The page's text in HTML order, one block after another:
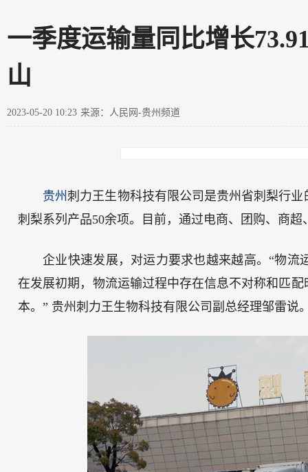
一季度运输量同比增长
山
2023-05-20 10:23 来源：人民网-贵州频道
贵州刺力王生物科技有限公司是贵州省刺梨行
刺梨系列产品50余项。目前，通过电商、团购、商
企业快速发展，对运力要求也越来越高。“物
在发展初期，物流运输过程中存在信息不对称和匹
本。” 贵州刺力王生物科技有限公司副总经理邹雷说